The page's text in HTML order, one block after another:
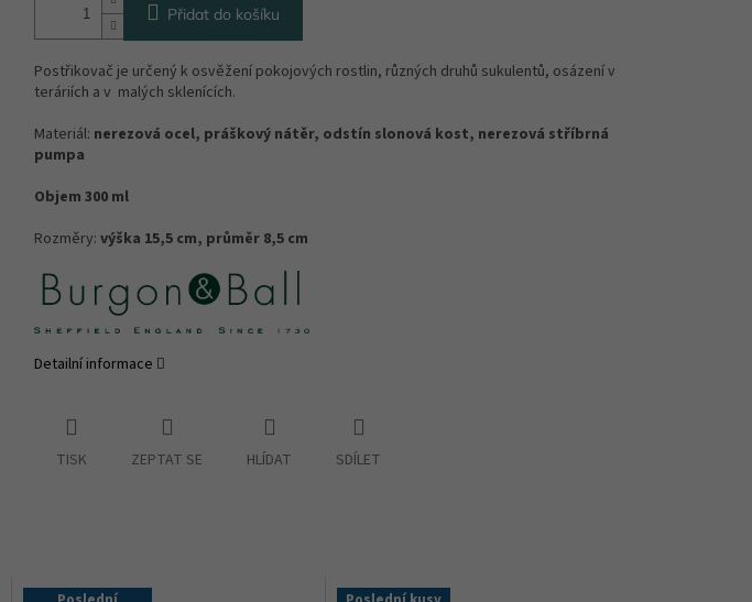
Přidat do košíku
Postřikovač je určený k osvěžení pokojových rostlin, různých druhů sukulentů, osázení v
teráriích a v malých sklenících.
Materiál: nerezová ocel, práškový nátěr, odstín slonová kost, nerezová stříbrná
pumpa
Objem 300 ml
Rozměry: výška 15,5 cm, průměr 8,5 cm
Detailní informace
TISK ZEPTAT SE HLÍDAT SDÍLET